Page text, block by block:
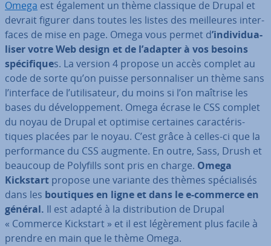
Omega est également un thème classique de Drupal et
devrait figurer dans toutes les listes des meil­leures in­ter­
faces de mise en page. Omega vous permet d’in­di­vi­dua­
li­ser votre Web design et de l’adapter à vos besoins
spé­ci­fiques. La version 4 propose un accès complet au
code de sorte qu’on puisse per­son­na­li­ser un thème sans
l’interface de l’uti­li­sa­teur, du moins si l’on maîtrise les
bases du dé­ve­lop­pe­ment. Omega écrase le CSS complet
du noyau de Drupal et optimise certaines ca­rac­té­ris­
tiques placées par le noyau. C’est grâce à celles-ci que la
per­for­mance du CSS augmente. En outre, Sass, Drush et
beaucoup de Polyfills sont pris en charge. Omega
Kickstart propose une variante des thèmes spé­cia­li­sés
dans les boutiques en ligne et dans le e-commerce en
général. Il est adapté à la dis­tri­bu­tion de Drupal
« Commerce Kickstart » et il est lé­gè­re­ment plus facile à
prendre en main que le thème Omega.